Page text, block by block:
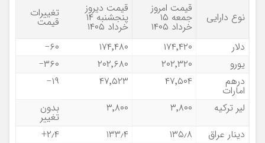
نوع دارایی
قیمت امروز
جمعه ۱۵
خرداد ۱۴۰۵
قیمت دیروز
پنجشنبه ۱۴
خرداد ۱۴۰۵
تغییرات
قیمت
دلار
۱۷۴٬۴۲۰ ۱۷۴٬۴۸۰
۶۰−
یورو
۲۰۲٬۳۲۰ ۲۰۲٬۶۸۰
۳۶۰−
درهم
امارات
۴۷٬۵۰۴ ۴۷٬۵۲۳
۱۹−
لیر ترکیه
۳٬۸۰۰ ۳٬۸۰۰ بدون
تغییر
دینار عراق
۱۳۵٫۸ ۱۳۳٫۴
۲٫۴+